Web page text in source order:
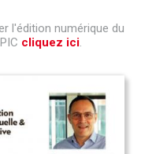
l'édition numérique du
cliquez ici.